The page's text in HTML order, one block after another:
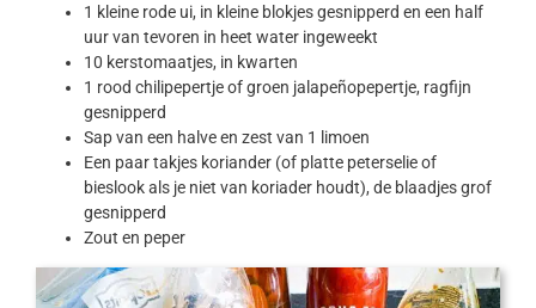
1 kleine rode ui, in kleine blokjes gesnipperd en een half
uur van tevoren in heet water ingeweekt
10 kerstomaatjes, in kwarten
1 rood chilipepertje of groen jalapeñopepertje, ragfijn
gesnipperd
Sap van een halve en zest van 1 limoen
Een paar takjes koriander (of platte peterselie of
bieslook als je niet van koriader houdt), de blaadjes grof
gesnipperd
Zout en peper